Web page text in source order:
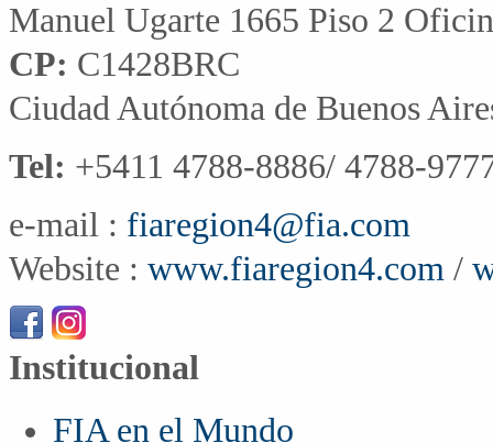
Manuel Ugarte 1665 Piso 2
CP: C1428BRC
Ciudad Autónoma de Buenos
Tel: +5411 4788-8886/ 4788-
e-mail : fiaregion4@fia.com
Website : www.fiaregion4.com /
Institucional
FIA en el Mundo